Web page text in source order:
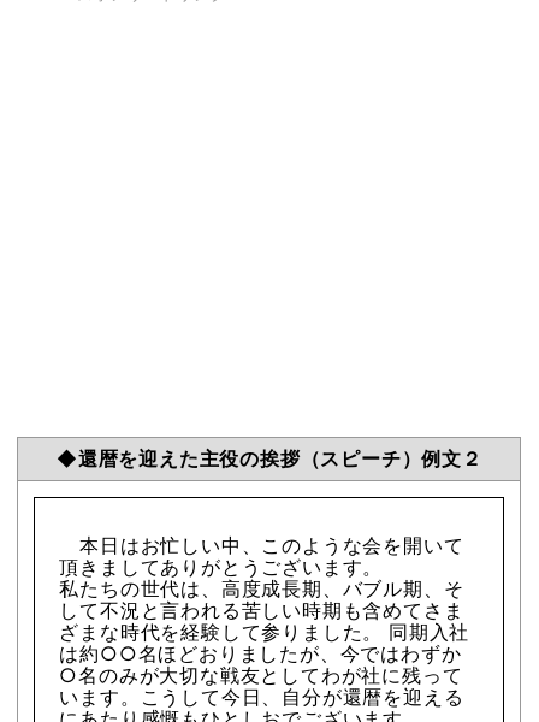
◆還暦を迎えた主役の挨拶（スピーチ）例文２
本日はお忙しい中、このような会を開いて
頂きましてありがとうございます。
私たちの世代は、高度成長期、バブル期、そ
して不況と言われる苦しい時期も含めてさま
ざまな時代を経験して参りました。 同期入社
は約○○名ほどおりましたが、今ではわずか
○名のみが大切な戦友としてわが社に残って
います。こうして今日、自分が還暦を迎える